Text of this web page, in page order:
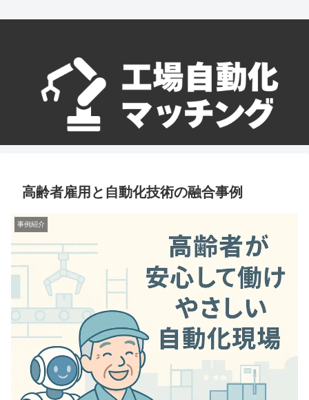
高齢者雇用と自動化技術の融合事例
事例紹介